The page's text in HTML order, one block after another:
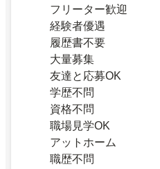
フリーター歓迎
経験者優遇
履歴書不要
大量募集
友達と応募OK
学歴不問
資格不問
職場見学OK
アットホーム
職歴不問